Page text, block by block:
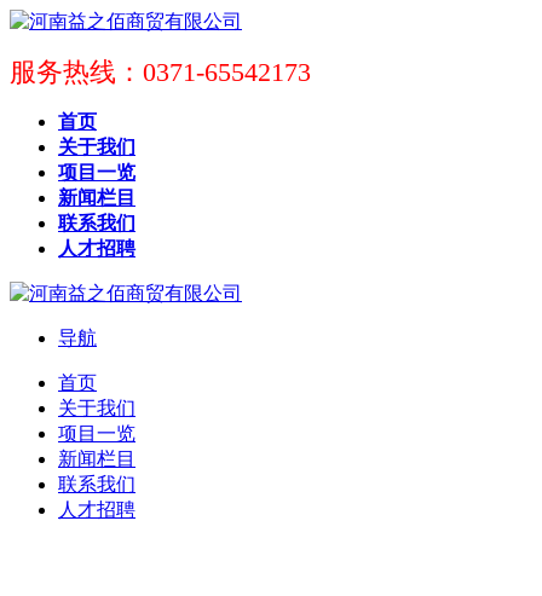
服务热线：0371-65542173
首页
关于我们
项目一览
新闻栏目
联系我们
人才招聘
导航
首页
关于我们
项目一览
新闻栏目
联系我们
人才招聘